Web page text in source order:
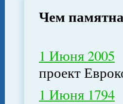
Чем
1 Июня 2005
проект
1 Июня 1794